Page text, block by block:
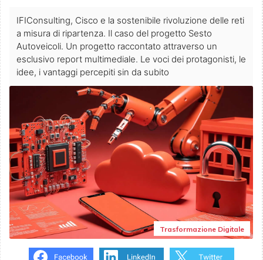
IFIConsulting, Cisco e la sostenibile rivoluzione delle reti
a misura di ripartenza. Il caso del progetto Sesto
Autoveicoli. Un progetto raccontato attraverso un
esclusivo report multimediale. Le voci dei protagonisti, le
idee, i vantaggi percepiti sin da subito
Trasformazione Digitale